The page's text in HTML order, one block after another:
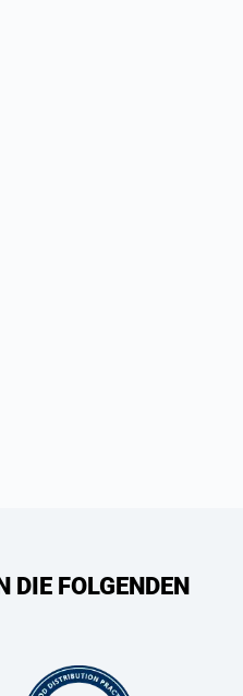
DIE FOLGENDEN